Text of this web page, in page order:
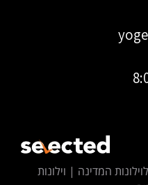
המדינה | וילונות